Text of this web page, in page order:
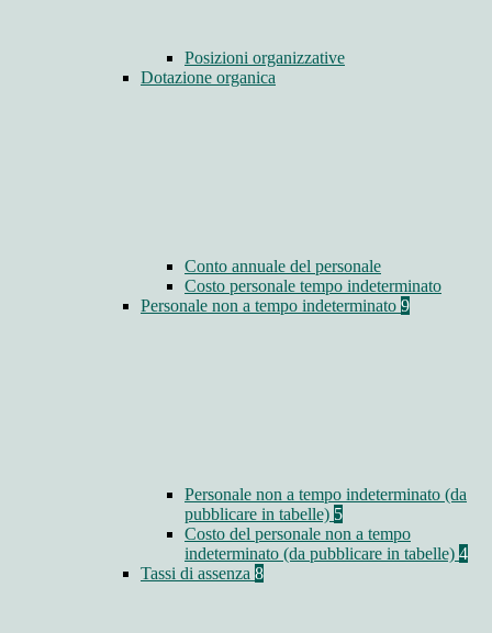
Posizioni organizzative
Dotazione organica
Conto annuale del personale
Costo personale tempo indeterminato
Personale non a tempo indeterminato 9
Personale non a tempo indeterminato (da
pubblicare in tabelle) 5
Costo del personale non a tempo
indeterminato (da pubblicare in tabelle) 4
Tassi di assenza 8